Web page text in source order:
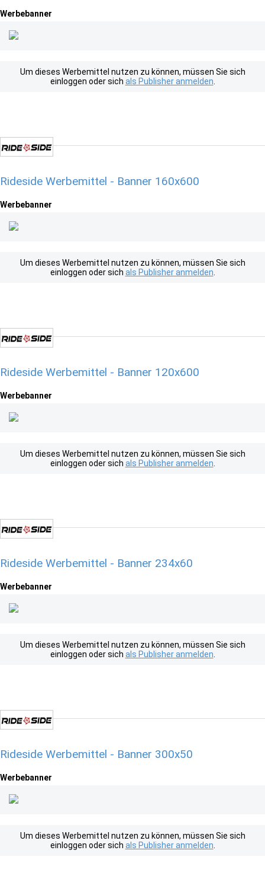
Werbebanner
Um dieses Werbemittel nutzen zu können, müssen Sie sich
einloggen oder sich als Publisher anmelden
Rideside Werbemittel - Banner 160x600
Werbebanner
Um dieses Werbemittel nutzen zu können, müssen Sie sich
einloggen oder sich als Publisher anmelden
Rideside Werbemittel - Banner 120x600
Werbebanner
Um dieses Werbemittel nutzen zu können, müssen Sie sich
einloggen oder sich als Publisher anmelden
Rideside Werbemittel - Banner 234x60
Werbebanner
Um dieses Werbemittel nutzen zu können, müssen Sie sich
einloggen oder sich als Publisher anmelden
Rideside Werbemittel - Banner 300x50
Werbebanner
Um dieses Werbemittel nutzen zu können, müssen Sie sich
einloggen oder sich als Publisher anmelden